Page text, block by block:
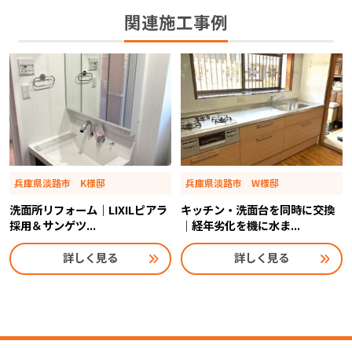
関連施工事例
兵庫県淡路市 K様邸
洗面所リフォーム｜LIXILピアラ
採用＆サンゲツ...
詳しく見る
兵庫県淡路市 W様邸
キッチン・洗面台を同時に交換
｜経年劣化を機に水ま...
詳しく見る